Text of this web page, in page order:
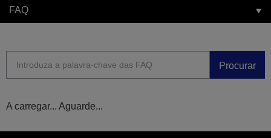
FAQ
Procurar
A carregar... Aguarde...